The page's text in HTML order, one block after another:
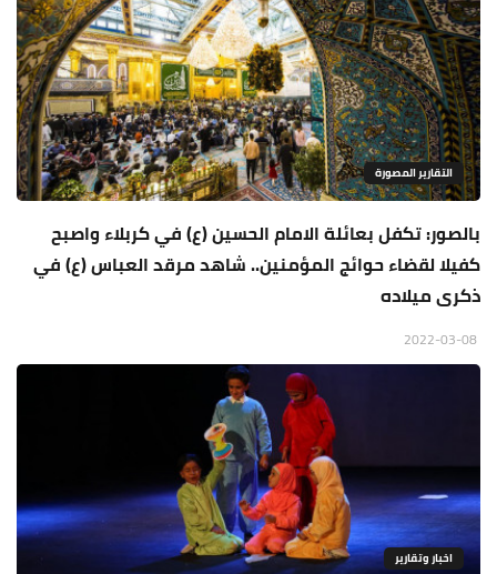
التقارير المصورة
بالصور: تكفل بعائلة الامام الحسين (ع) في كربلاء واصبح
كفيلا لقضاء حوائج المؤمنين.. شاهد مرقد العباس (ع) في
ذكرى ميلاده
اخبار وتقارير